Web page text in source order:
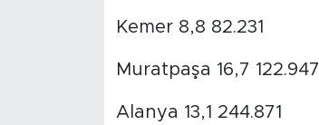
Kemer 8,8 82.231
Muratpaşa 16,7 122.947
Alanya 13,1 244.871